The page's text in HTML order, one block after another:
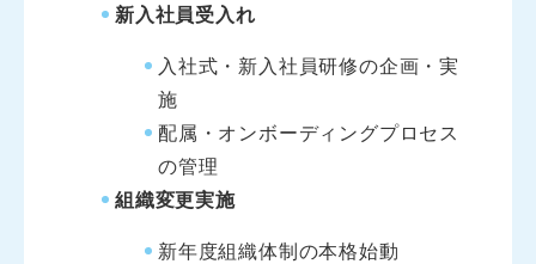
新入社員受入れ
入社式・新入社員研修の企画・実
施
配属・オンボーディングプロセス
の管理
組織変更実施
新年度組織体制の本格始動